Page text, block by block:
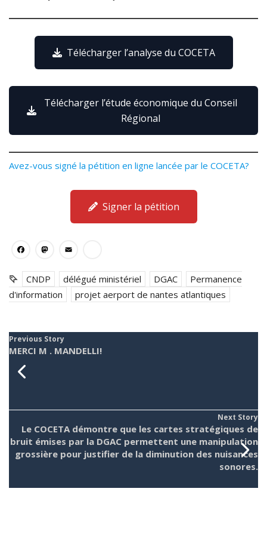
Télécharger l’analyse du COCETA
Télécharger l’étude économique du Conseil
Régional
Avez-vous signé la pétition en ligne lancée par le COCETA?
Signer la pétition
Facebook
Mastodon
CNDP délégué ministériel DGAC
Permanence
d'information
projet aerport de nantes atlantiques
Previous Story
MERCI M . MANDELLI!
Next Story
Le COCETA démontre que les cartes stratégiques de
bruit émises par la DGAC permettent une manipulation
grossière pour justifier de la diminution des nuisances
sonores.